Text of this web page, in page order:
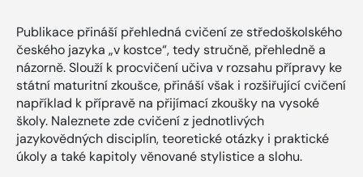
Publikace přináší přehledná cvičení ze středoškolského
českého jazyka „v kostce“, tedy stručně, přehledně a
názorně. Slouží k procvičení učiva v rozsahu přípravy ke
státní maturitní zkoušce, přináší však i rozšiřující cvičení
například k přípravě na přijímací zkoušky na vysoké
školy. Naleznete zde cvičení z jednotlivých
jazykovědných disciplín, teoretické otázky i praktické
úkoly a také kapitoly věnované stylistice a slohu.